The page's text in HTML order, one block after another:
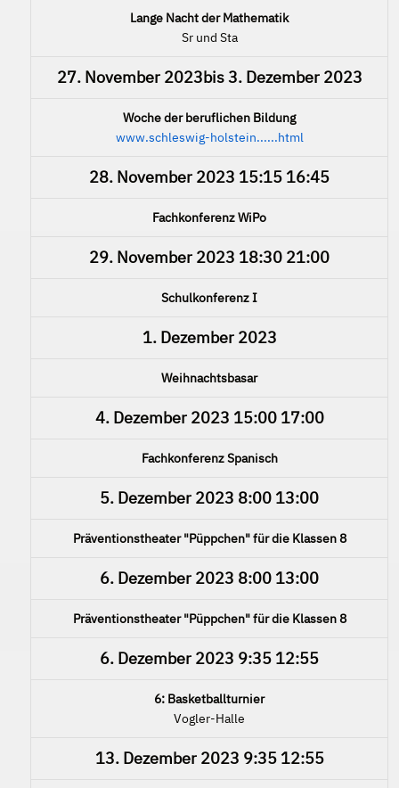
Lange Nacht der Mathematik
Sr und Sta
27. November 2023bis3. Dezember 2023
Woche der beruflichen Bildung
www.schleswig-holstein......html
28. November 2023 15:15 16:45
Fachkonferenz WiPo
29. November 2023 18:30 21:00
Schulkonferenz I
1. Dezember 2023
Weihnachtsbasar
4. Dezember 2023 15:00 17:00
Fachkonferenz Spanisch
5. Dezember 2023 8:00 13:00
Präventionstheater "Püppchen" für die Klassen 8
6. Dezember 2023 8:00 13:00
Präventionstheater "Püppchen" für die Klassen 8
6. Dezember 2023 9:35 12:55
6: Basketballturnier
Vogler-Halle
13. Dezember 2023 9:35 12:55